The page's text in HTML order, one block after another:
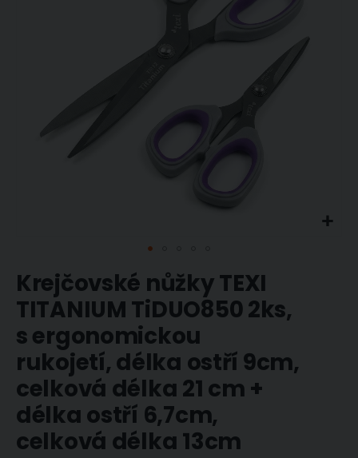
na
začátek
s
obrázky
Krejčovské nůžky TEXI
TITANIUM TiDUO850 2ks,
s ergonomickou
rukojetí, délka ostří 9cm,
celková délka 21 cm +
délka ostří 6,7cm,
celková délka 13cm